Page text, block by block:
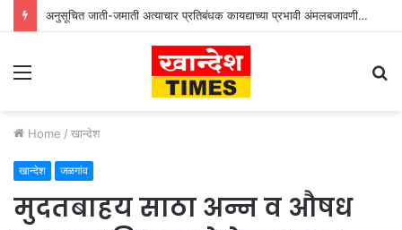
अनुसूचित जाती-जमाती अत्याचार प्रतिबंधक कायद्याच्या प्रभावी अंमलबजावणीसाठी १२५ पोलीस पाटलांची कार्यशाळा
Menu
Home / खान्देश
खान्देश जळगांव
मुदतबाहय साठा अन्न व औषध